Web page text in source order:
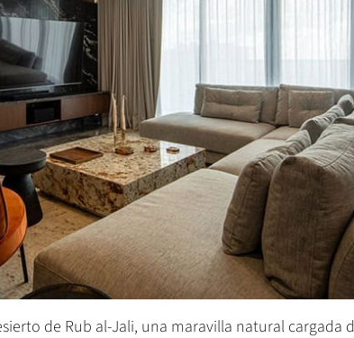
de Rub al-Jali, una maravilla natural cargada